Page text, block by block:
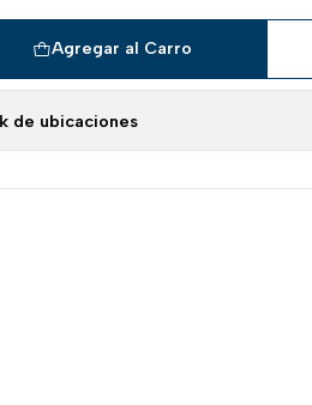
Agregar al Carro
de ubicaciones